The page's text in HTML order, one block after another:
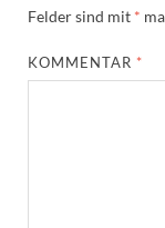
Felder sind mit *
KOMMENTAR *